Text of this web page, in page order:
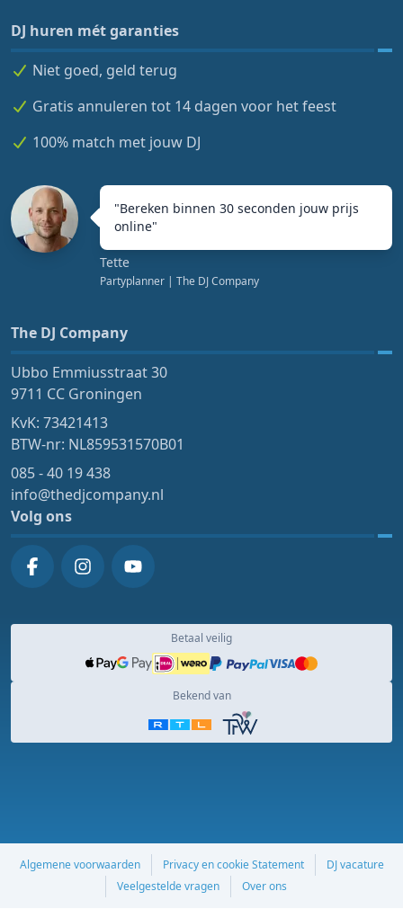
DJ huren mét garanties
Niet goed, geld terug
Gratis annuleren tot 14 dagen voor het feest
100% match met jouw DJ
"Bereken binnen 30 seconden jouw prijs
online"
Tette
Partyplanner | The DJ Company
The DJ Company
Ubbo Emmiusstraat 30
9711 CC Groningen
KvK: 73421413
BTW-nr: NL859531570B01
085 - 40 19 438
info@thedjcompany.nl
Volg ons
Betaal veilig
Bekend van
Algemene voorwaarden Privacy en cookie Statement
DJ vacature
Veelgestelde vragen
Over ons